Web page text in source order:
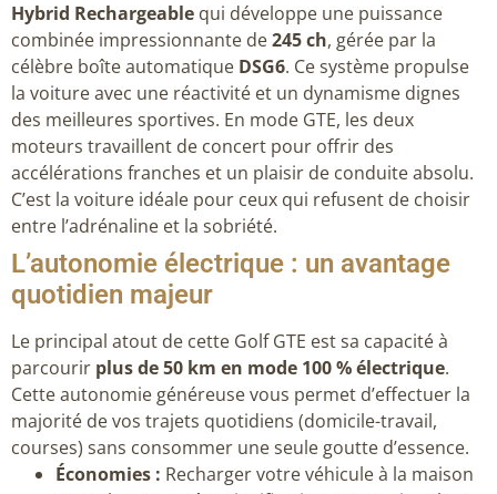
Hybrid Rechargeable qui développe une puissance
combinée impressionnante de245 ch, gérée par la
célèbre boîte automatique DSG6. Ce système propulse
la voiture avec une réactivité et un dynamisme dignes
des meilleures sportives. En mode GTE, les deux
moteurs travaillent de concert pour offrir des
accélérations franches et un plaisir de conduite absolu.
C’est la voiture idéale pour ceux qui refusent de choisir
entre l’adrénaline et la sobriété.
L’autonomie électrique : un avantage
quotidien majeur
Le principal atout de cette Golf GTE est sa capacité à
parcourir plus de 50 km en mode 100 % électrique.
Cette autonomie généreuse vous permet d’effectuer la
majorité de vos trajets quotidiens (domicile-travail,
courses) sans consommer une seule goutte d’essence.
Économies : Recharger votre véhicule à la maison